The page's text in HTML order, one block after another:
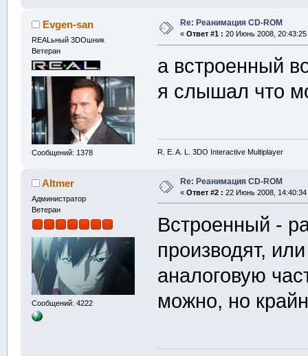
Evgen-san
REALьный 3DOшник
Ветеран
Сообщений: 1378
Re: Реанимация CD-ROM
« Ответ #1 : 20 Июнь 2008, 20:43:25
а встроенный
я слышал что
R. E. A. L. 3DO Interactive Multiplayer
Altmer
Администратор
Ветеран
Сообщений: 4222
Re: Реанимация CD-ROM
« Ответ #2 : 22 Июнь 2008, 14:40:34
Встроенный -
производят,
аналоговую
можно, но